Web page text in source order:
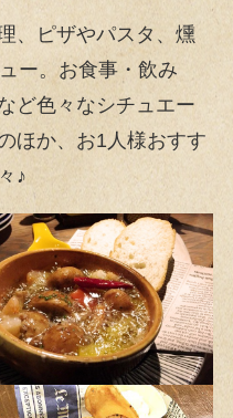
、ピザやパスタ、燻
ー。お食事・飲み
ど色々なシチュエー
ほか、お1人様おすす
♪